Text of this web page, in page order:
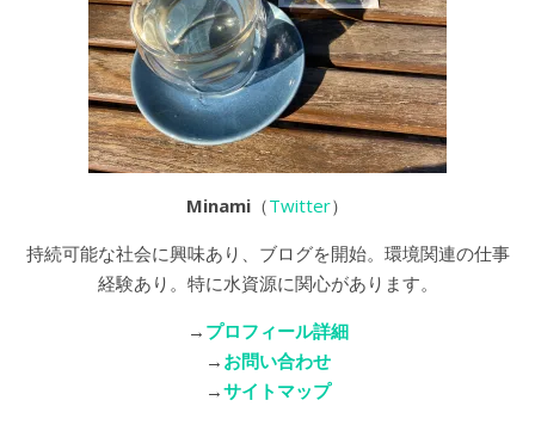
Minami （Twitter）
持続可能な社会に興味あり、ブログを開始。環境関連の仕事
経験あり。特に水資源に関心があります。
→ プロフィール詳細
→ お問い合わせ
→サイトマップ